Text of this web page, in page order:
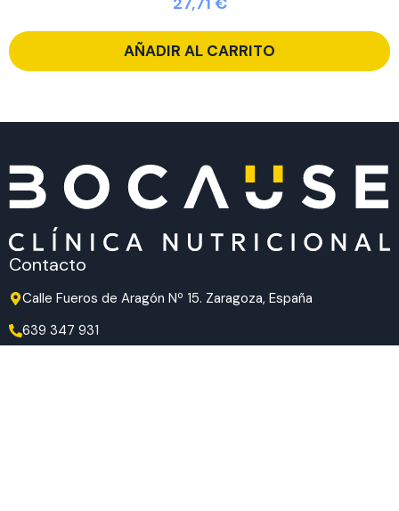
AÑADIR AL CARRITO
Contacto
Calle Fueros de Aragón Nº 15. Zaragoza, España
639 347 931